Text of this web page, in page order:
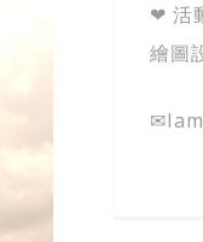
❤ 活
繪圖